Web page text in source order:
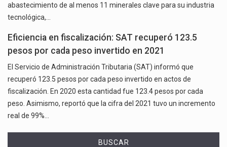
abastecimiento de al menos 11 minerales clave para su industria
tecnológica,…
Eficiencia en fiscalización: SAT recuperó 123.5
pesos por cada peso invertido en 2021
El Servicio de Administración Tributaria (SAT) informó que
recuperó 123.5 pesos por cada peso invertido en actos de
fiscalización. En 2020 esta cantidad fue 123.4 pesos por cada
peso. Asimismo, reportó que la cifra del 2021 tuvo un incremento
real de 99%…
BUSCAR